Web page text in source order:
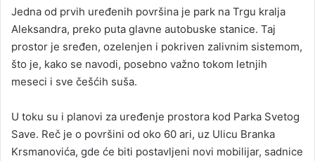
Jedna od prvih uređenih površina je park na Trgu kralja
Aleksandra, preko puta glavne autobuske stanice. Taj
prostor je sređen, ozelenjen i pokriven zalivnim sistemom,
što je, kako se navodi, posebno važno tokom letnjih
meseci i sve češćih suša.
U toku su i planovi za uređenje prostora kod Parka Svetog
Save. Reč je o površini od oko 60 ari, uz Ulicu Branka
Krsmanovića, gde će biti postavljeni novi mobilijar, sadnice